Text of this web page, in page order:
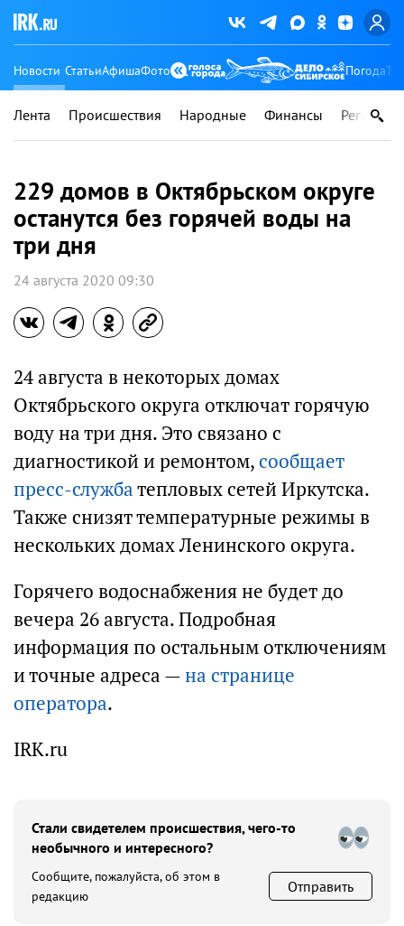
Новости СтатьиАфишаФото Погода
Лента Происшествия Народные Финансы Регионы
229 домов в Октябрьском округе
останутся без горячей воды на
три дня
24 августа 2020 09:30
24 августа в некоторых домах
Октябрьского округа отключат горячую
воду на три дня. Это связано с
диагностикой и ремонтом,сообщает
пресс-службатепловых сетей Иркутска.
Также снизят температурные режимы в
нескольких домах Ленинского округа.
Горячего водоснабжения не будет до
вечера 26 августа. Подробная
информация по остальным отключениям
и точные адреса —на странице
оператора.
IRK.ru
Стали свидетелем происшествия, чего-то
необычного и интересного?
Сообщите, пожалуйста, об этом в
редакцию
Отправить